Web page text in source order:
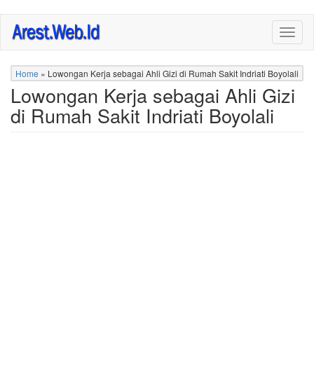
Skip
main
content
Home » Lowongan Kerja sebagai Ahli Gizi di Rumah Sakit Indriati Boyolali
Lowongan Kerja sebagai Ahli Gizi
di Rumah Sakit Indriati Boyolali